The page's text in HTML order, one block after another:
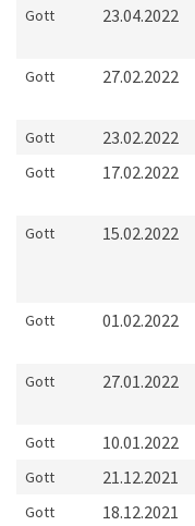
Gott 23.04.2022
Gott 27.02.2022
Gott 23.02.2022
Gott 17.02.2022
Gott 15.02.2022
Gott 01.02.2022
Gott 27.01.2022
Gott 10.01.2022
Gott 21.12.2021
Gott 18.12.2021